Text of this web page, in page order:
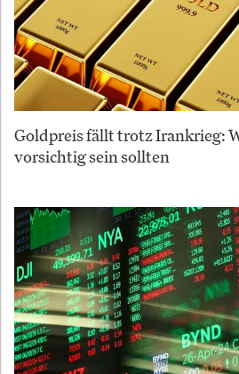
Goldpreis fällt trotz Irankrieg:
vorsichtig sein sollten